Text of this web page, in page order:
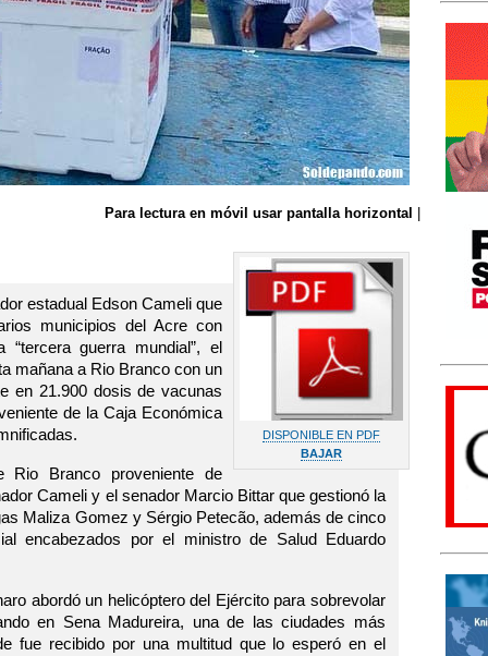
Para lectura en móvil usar pantalla horizontal
DISPONIBLE EN PDF
BAJAR
estadual Edson Cameli que
municipios del Acre con
guerra mundial”, el
mañana a Rio Branco con un
en 21.900 dosis de vacunas
de la Caja Económica
Rio Branco proveniente de
Cameli y el senador Marcio Bittar que gestionó la
Maliza Gomez y Sérgio Petecão, además de cinco
encabezados por el ministro de Salud Eduardo
abordó un helicóptero del Ejército para sobrevolar
en Sena Madureira, una de las ciudades más
fue recibido por una multitud que lo esperó en el